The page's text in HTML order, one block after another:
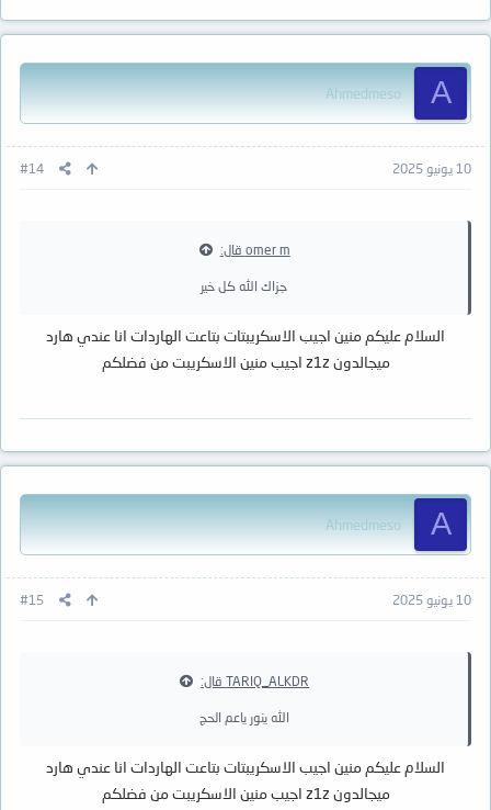
A
Ahmedmeso
10 يونيو 2025 #14
omer m قال:
جزاك الله كل خير
السلام عليكم منين اجيب الاسكريبتات بتاعت الهاردات انا عندي هارد
ميجالدون z1z اجيب منين الاسكريبت من فضلكم
A
Ahmedmeso
10 يونيو 2025 #15
TARIQ_ALKDR قال:
الله ينور ياعم الحج
السلام عليكم منين اجيب الاسكريبتات بتاعت الهاردات انا عندي هارد
ميجالدون z1z اجيب منين الاسكريبت من فضلكم